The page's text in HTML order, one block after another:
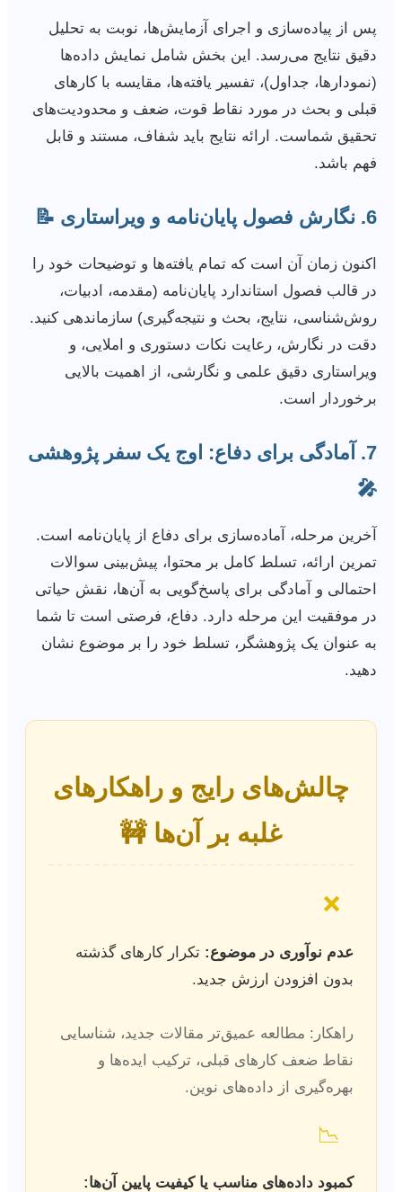
پس از پیاده‌سازی و اجرای آزمایش‌ها، نوبت به تحلیل
دقیق نتایج می‌رسد. این بخش شامل نمایش داده‌ها
(نمودارها، جداول)، تفسیر یافته‌ها، مقایسه با کارهای
قبلی و بحث در مورد نقاط قوت، ضعف و محدودیت‌های
تحقیق شماست. ارائه نتایج باید شفاف، مستند و قابل
فهم باشد.
6. نگارش فصول پایان‌نامه و ویراستاری 📝
اکنون زمان آن است که تمام یافته‌ها و توضیحات خود را
در قالب فصول استاندارد پایان‌نامه (مقدمه، ادبیات،
روش‌شناسی، نتایج، بحث و نتیجه‌گیری) سازماندهی کنید.
دقت در نگارش، رعایت نکات دستوری و املایی، و
ویراستاری دقیق علمی و نگارشی، از اهمیت بالایی
برخوردار است.
7. آمادگی برای دفاع: اوج یک سفر پژوهشی
🎤
آخرین مرحله، آماده‌سازی برای دفاع از پایان‌نامه است.
تمرین ارائه، تسلط کامل بر محتوا، پیش‌بینی سوالات
احتمالی و آمادگی برای پاسخ‌گویی به آن‌ها، نقش حیاتی
در موفقیت این مرحله دارد. دفاع، فرصتی است تا شما
به عنوان یک پژوهشگر، تسلط خود را بر موضوع نشان
دهید.
چالش‌های رایج و راهکارهای
غلبه بر آن‌ها 🚧
❌
عدم نوآوری در موضوع: تکرار کارهای گذشته
بدون افزودن ارزش جدید.
راهکار: مطالعه عمیق‌تر مقالات جدید، شناسایی
نقاط ضعف کارهای قبلی، ترکیب ایده‌ها و
بهره‌گیری از داده‌های نوین.
📉
کمبود داده‌های مناسب یا کیفیت پایین آن‌ها: